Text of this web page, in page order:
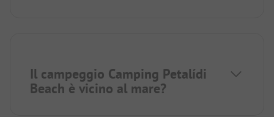
Il campeggio Camping Petalídi
Beach è vicino al mare?